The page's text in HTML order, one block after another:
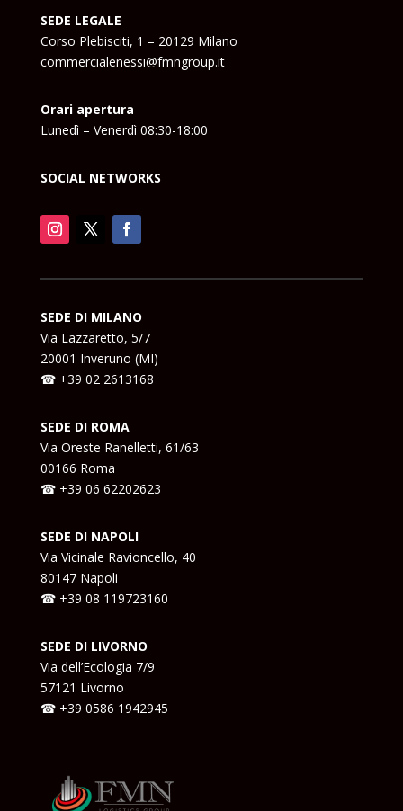
SEDE LEGALE
Corso Plebisciti, 1 – 20129 Milano
commercialenessi@fmngroup.it
Orari apertura
Lunedì – Venerdì 08:30-18:00
SOCIAL NETWORKS
SEDE DI MILANO
Via Lazzaretto, 5/7
20001 Inveruno (MI)
☎ +39 02 2613168
SEDE DI ROMA
Via Oreste Ranelletti, 61/63
00166 Roma
☎ +39 06 62202623
SEDE DI NAPOLI
Via Vicinale Ravioncello, 40
80147 Napoli
☎ +39 08 119723160
SEDE DI LIVORNO
Via dell’Ecologia 7/9
57121 Livorno
☎ +39 0586 1942945